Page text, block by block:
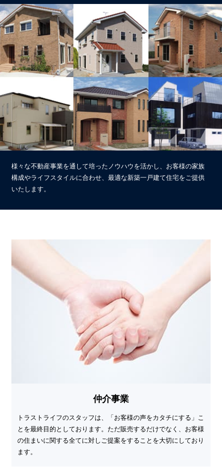
様々な不動産事業を通して培ったノウハウを活かし、お客様の家族
構成やライフスタイルに合わせ、最適な新築一戸建て住宅をご提供
いたします。
仲介事業
トラストライフのスタッフは、「お客様の声をカタチにする」こ
とを最終目的としております。ただ販売するだけでなく、お客様
の住まいに関する全てに対しご提案をすることを大切にしており
ます。